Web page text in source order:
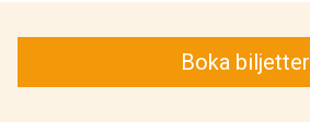
Boka biljetter